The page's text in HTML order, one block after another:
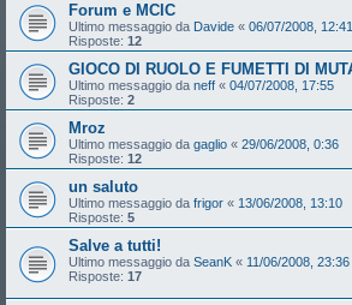
Forum e MCIC
Ultimo messaggio da Davide « 06/07/2008, 12:41
Risposte: 12
GIOCO DI RUOLO E FUMETTI DI
Ultimo messaggio da neff « 04/07/2008, 17:55
Risposte: 2
Mroz
Ultimo messaggio da gaglio « 29/06/2008, 0:36
Risposte: 12
un saluto
Ultimo messaggio da frigor « 13/06/2008, 13:10
Risposte: 5
Salve a tutti!
Ultimo messaggio da SeanK « 11/06/2008, 23:36
Risposte: 17